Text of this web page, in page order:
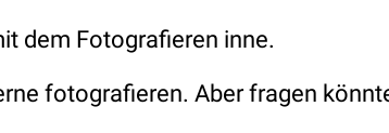
dem Fotografieren inne.
fotografieren. Aber fragen